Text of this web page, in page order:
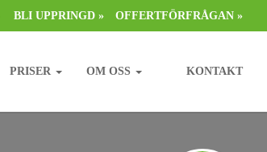
BLI UPPRINGD » OFFERTFÖRFRÅGAN »
PRISER OM OSS KONTAKT